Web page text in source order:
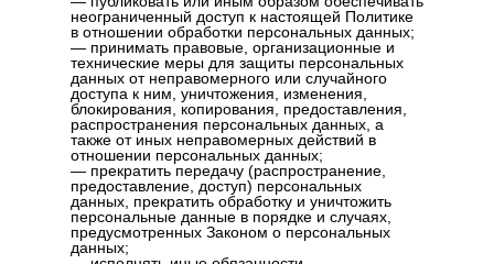
неограниченный доступ к настоящей Политике
в отношении обработки персональных данных;
— принимать правовые, организационные и
технические меры для защиты персональных
данных от неправомерного или случайного
доступа к ним, уничтожения, изменения,
блокирования, копирования, предоставления,
распространения персональных данных, а
также от иных неправомерных действий в
отношении персональных данных;
— прекратить передачу (распространение,
предоставление, доступ) персональных
данных, прекратить обработку и уничтожить
персональные данные в порядке и случаях,
предусмотренных Законом о персональных
данных;